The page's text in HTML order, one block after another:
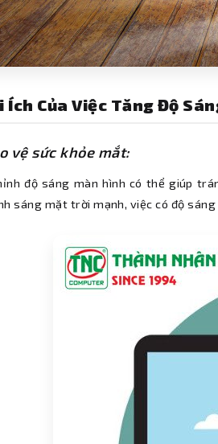
Ích Của Việc Tăng Độ
vệ sức khỏe mắt:
độ sáng màn hình có thể giúp
sáng mặt trời mạnh, việc có độ